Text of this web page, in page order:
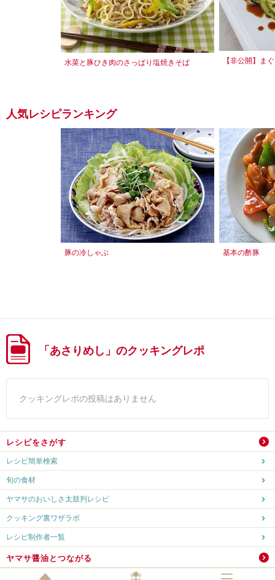
水菜と豚ひき肉のさっぱり塩焼きそば 【非公開】ま
人気レシピランキング
豚の冷しゃぶ 基本の酢豚
「あさりめし」のクッキングレポ
クッキングレポの投稿はありません
レシピをさがす
レシピ簡単検索
旬の食材
ヤマサのおいしさ太鼓判レシピ
クッキング裏ワザラボ
レシピ制作者一覧
ヤマサ醤油とつながる